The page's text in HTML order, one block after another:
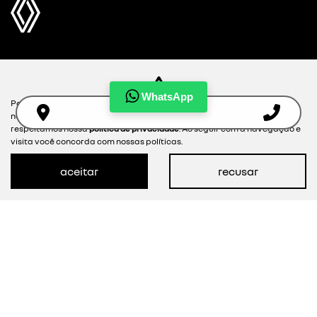
WhatsApp
MAPA DO SITE
Para otimizar sua experiência durante a navegação, fazemos uso de
nossa política de cookies e para proteger seus dados pessoais
respeitamos nossapolítica de privacidade. Ao seguir com a navegação e
visita você concorda com nossas políticas.
aceitar recusar